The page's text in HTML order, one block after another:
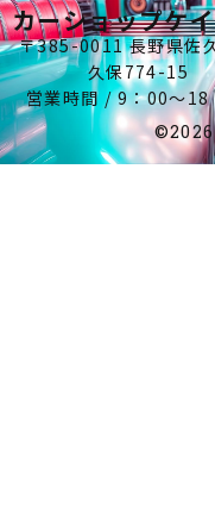
カーショップケ
〒385-0011 長野県佐
久保774-15
営業時間 / 9：00～18
©2026